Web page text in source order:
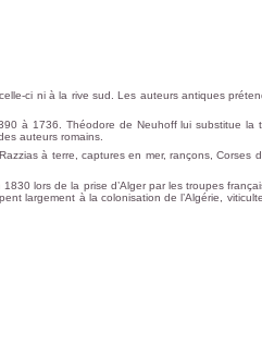
ci ni à la rive sud. Les auteurs antiques
à 1736. Théodore de Neuhoff lui substitue
auteurs romains.
à terre, captures en mer, rançons,
lors de la prise d’Alger par les troupes
largement à la colonisation de l’Algérie,